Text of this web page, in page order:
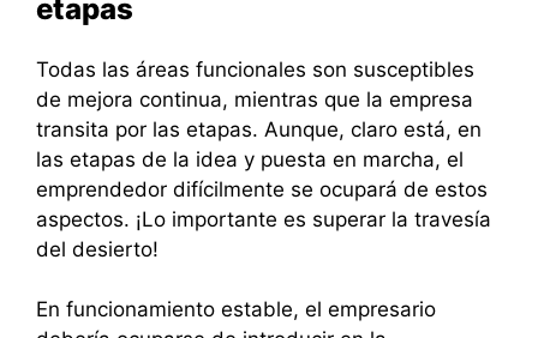
etapas
Todas las áreas funcionales son susceptibles
de mejora continua, mientras que la empresa
transita por las etapas. Aunque, claro está, en
las etapas de la idea y puesta en marcha, el
emprendedor difícilmente se ocupará de estos
aspectos. ¡Lo importante es superar la travesía
del desierto!
En funcionamiento estable, el empresario